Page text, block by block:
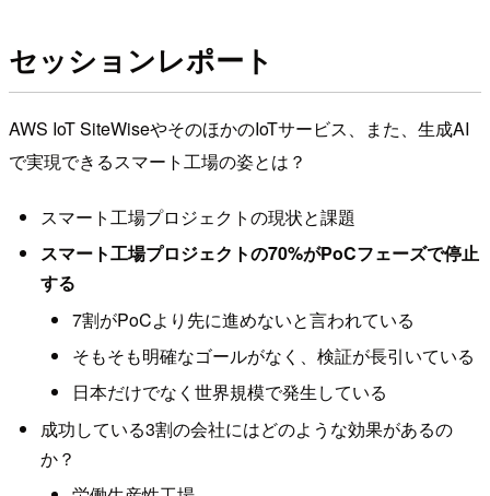
セッションレポート
AWS IoT SiteWiseやそのほかのIoTサービス、また、生成AI
で実現できるスマート工場の姿とは？
スマート工場プロジェクトの現状と課題
スマート工場プロジェクトの70%がPoCフェーズで停止
する
7割がPoCより先に進めないと言われている
そもそも明確なゴールがなく、検証が長引いている
日本だけでなく世界規模で発生している
成功している3割の会社にはどのような効果があるの
か？